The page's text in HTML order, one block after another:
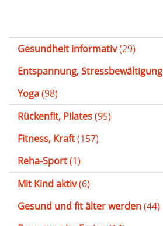
Gesundheit informativ(29)
Entspannung, Stressbewältigung
Yoga(98)
Rückenfit, Pilates(95)
Fitness, Kraft(157)
Reha-Sport(1)
Mit Kind aktiv(6)
Gesund und fit älter werden(44)